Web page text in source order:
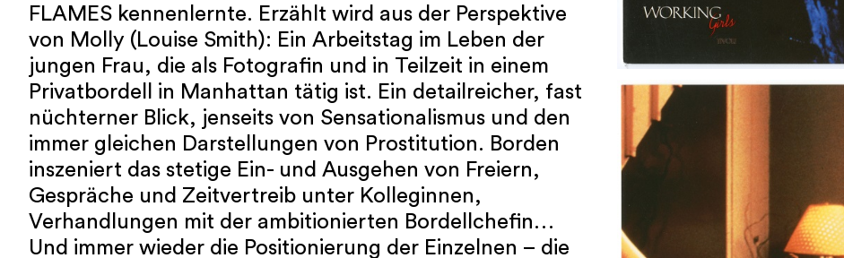
FLAMES kennenlernte. Erzählt wird aus der Perspektive
von Molly (Louise Smith): Ein Arbeitstag im Leben der
jungen Frau, die als Fotografin und in Teilzeit in einem
Privatbordell in Manhattan tätig ist. Ein detailreicher, fast
nüchterner Blick, jenseits von Sensationalismus und den
immer gleichen Darstellungen von Prostitution. Borden
inszeniert das stetige Ein- und Ausgehen von Freiern,
Gespräche und Zeitvertreib unter Kolleginnen,
Verhandlungen mit der ambitionierten Bordellchefin…
Und immer wieder die Positionierung der Einzelnen – die